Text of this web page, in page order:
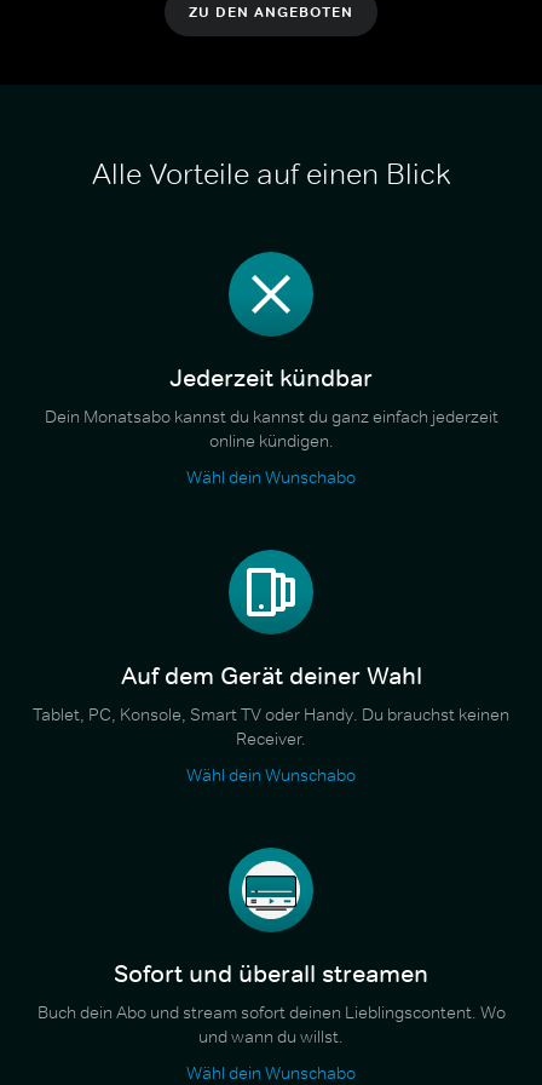
ZU DEN ANGEBOTEN
Alle Vorteile auf einen Blick
Jederzeit kündbar
Dein Monatsabo kannst du kannst du ganz einfach jederzeit
online kündigen.
Wähl dein Wunschabo
Auf dem Gerät deiner Wahl
Tablet, PC, Konsole, Smart TV oder Handy. Du brauchst keinen
Receiver.
Wähl dein Wunschabo
Sofort und überall streamen
Buch dein Abo und stream sofort deinen Lieblingscontent. Wo
und wann du willst.
Wähl dein Wunschabo